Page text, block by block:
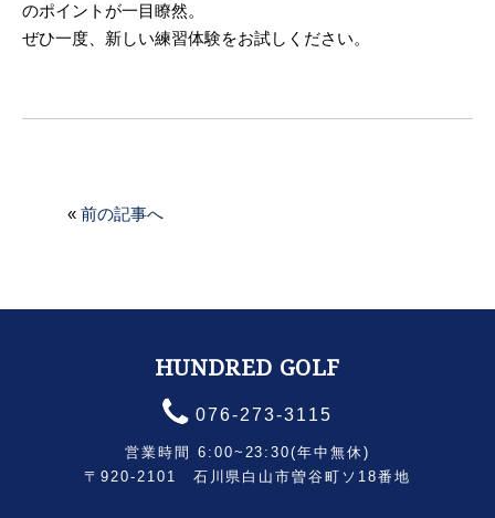
のポイントが一目瞭然。
ぜひ一度、新しい練習体験をお試しください。
«前の記事へ
HUNDRED GOLF
076-273-3115
営業時間 6:00~23:30(年中無休)
〒920-2101 石川県白山市曽谷町ソ18番地